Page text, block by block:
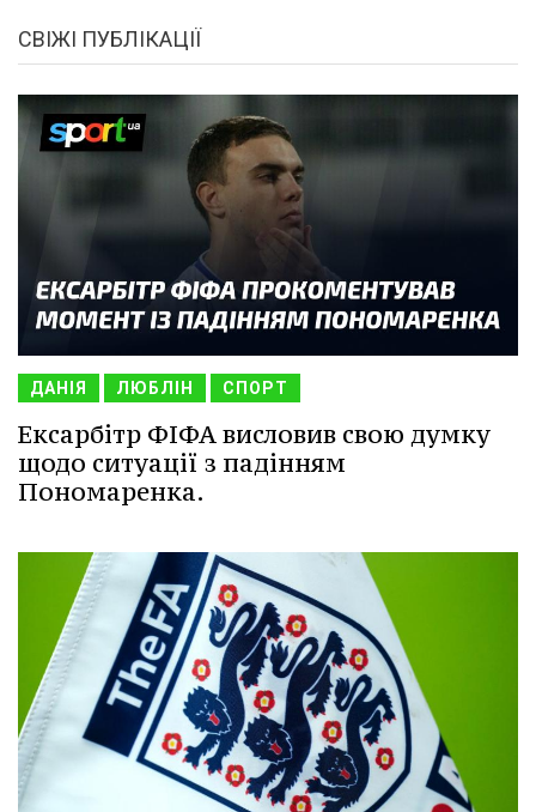
СВІЖІ ПУБЛІКАЦІЇ
ДАНІЯ ЛЮБЛІН СПОРТ
Ексарбітр ФІФА висловив свою думку
щодо ситуації з падінням
Пономаренка.